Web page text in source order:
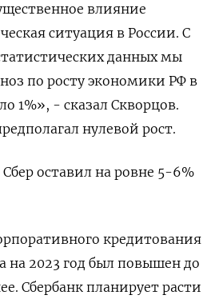
влияние
ситуация в России. С
данных мы
по росту экономики РФ в
1%», - сказал Скворцов.
нулевой рост.
оставил на ровне 5-6%
кредитования
на 2023 год был повышен до
Сбербанк планирует расти